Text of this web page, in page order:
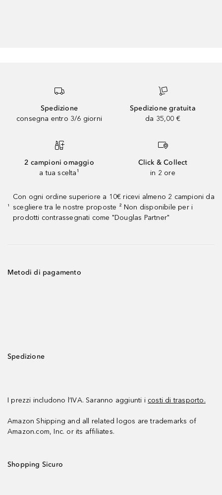
Spedizione
consegna entro 3/6 giorni
Spedizione gratuita
da 35,00 €
2 campioni omaggio
a tua scelta¹
Click & Collect
in 2 ore
¹
Con ogni ordine superiore a 10€ ricevi almeno 2 campioni da
scegliere tra le nostre proposte ² Non disponibile per i
prodotti contrassegnati come "Douglas Partner"
Metodi di pagamento
Spedizione
I prezzi includono l’IVA. Saranno aggiunti i costi di trasporto.
Amazon Shipping and all related logos are trademarks of
Amazon.com, Inc. or its affiliates.
Shopping Sicuro